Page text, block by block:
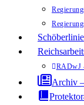
Schöberlinie
RADwJ
Archiv